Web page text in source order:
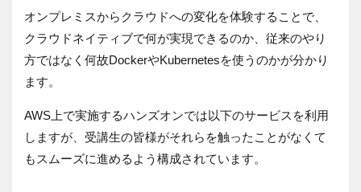
オンプレミスからクラウドへの変化を体験することで、
クラウドネイティブで何が実現できるのか、従来のやり
方ではなく何故DockerやKubernetesを使うのかが分かり
ます。
AWS 上で実施するハンズオンでは以下のサービスを利用
しますが、受講生の皆様がそれらを触ったことがなくて
もスムーズに進めるよう構成されています。